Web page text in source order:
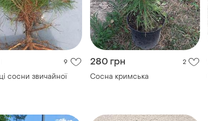
9
сосни звичайної
280 грн 2
Сосна кримська